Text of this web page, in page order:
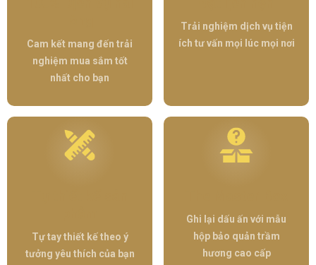
Cam kết mang đến trải
nghiệm mua sắm tốt
nhất cho bạn
Trải nghiệm dịch vụ tiện
ích tư vấn mọi lúc mọi nơi
Tự tay thiết kế theo ý
tưởng yêu thích của bạn
Ghi lại dấu ấn với mẫu
hộp bảo quản trầm
hương cao cấp